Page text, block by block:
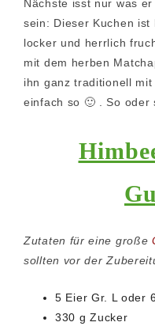
Nächste isst nur was
sein: Dieser Kuchen ist
locker und herrlich
mit dem herben
ihn ganz traditionell
einfach so 🙂 . So
Zutaten für eine große
sollten vor der
5 Eier Gr. L oder
330 g Zucker